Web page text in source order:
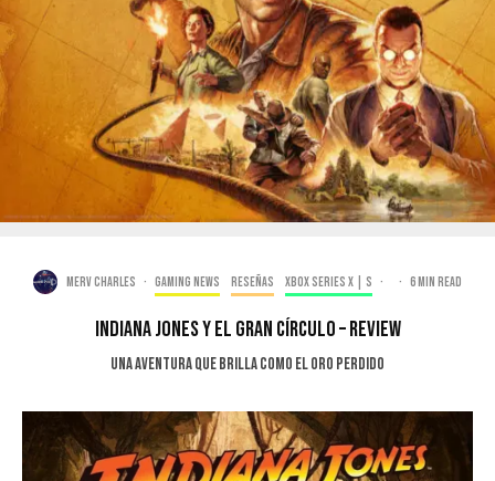
Merv Charles · Gaming news Reseñas Xbox Series X | S · · 6 min read
Indiana Jones y el Gran Círculo – Review
Una aventura que brilla como el oro perdido